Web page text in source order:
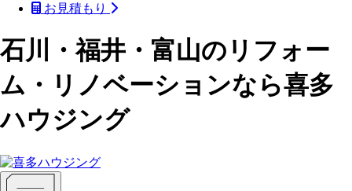
お見積もり
石川・福井・富山のリフォー
ム・リノベーションなら喜多
ハウジング